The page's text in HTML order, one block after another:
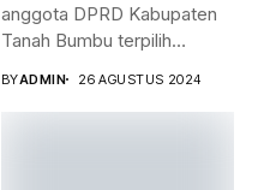
anggota DPRD Kabupaten
Tanah Bumbu terpilih
BYADMIN 26 AGUSTUS 2024